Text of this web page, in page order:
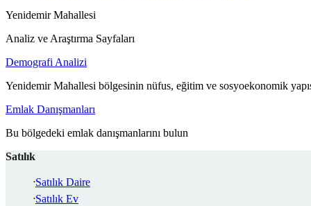
Yenidemir Mahallesi
Analiz ve Araştırma Sayfaları
Demografi Analizi
Yenidemir Mahallesi bölgesinin nüfus, eğitim ve sosyoekonomik
Emlak Danışmanları
Bu bölgedeki emlak danışmanlarını bulun
Satılık
Satılık Daire
Satılık Ev